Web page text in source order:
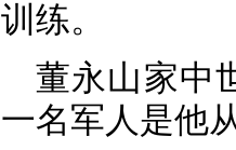
训练。
董永山家中
一名军人是他